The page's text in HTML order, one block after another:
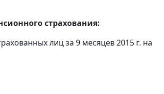
страхования:
лиц за 9 месяцев 2015 г. на